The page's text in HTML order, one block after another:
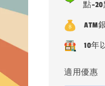
點-20
ATM
10年
適用優惠